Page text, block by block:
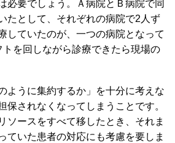
必要でしょう。Ａ病院とＢ病院で同
たとして、それぞれの病院で2人ず
していたのが、一つの病院となって
を回しながら診療できたら現場の
ように集約するか」を十分に考えな
保されなくなってしまうことです。
ソースをすべて移したとき、それま
ていた患者の対応にも考慮を要しま